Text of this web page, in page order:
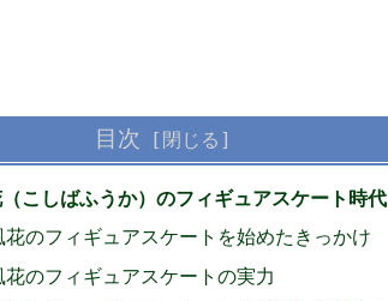
目次
こしばふうか）のフィギュアスケート時代
花のフィギュアスケートを始めたきっかけ
花のフィギュアスケートの実力